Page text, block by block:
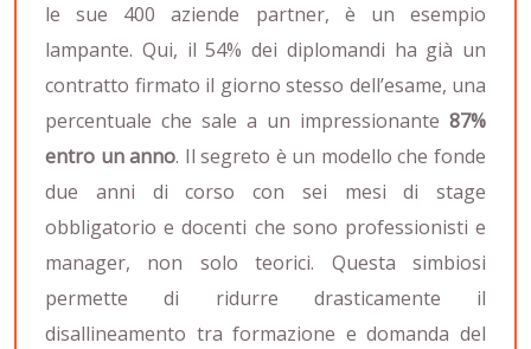
le sue 400 aziende partner, è un esempio
lampante. Qui, il 54% dei diplomandi ha già un
contratto firmato il giorno stesso dell’esame, una
percentuale che sale a un impressionante 87%
entro un anno. Il segreto è un modello che fonde
due anni di corso con sei mesi di stage
obbligatorio e docenti che sono professionisti e
manager, non solo teorici. Questa simbiosi
permette di ridurre drasticamente il
disallineamento tra formazione e domanda del